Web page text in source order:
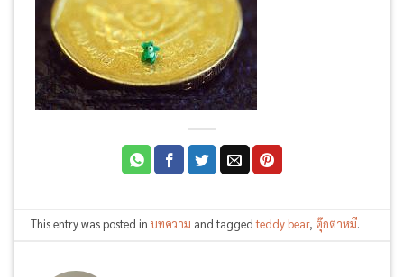
This entry was posted inบทความ and taggedteddy bear, ตุ๊กตาหมี.